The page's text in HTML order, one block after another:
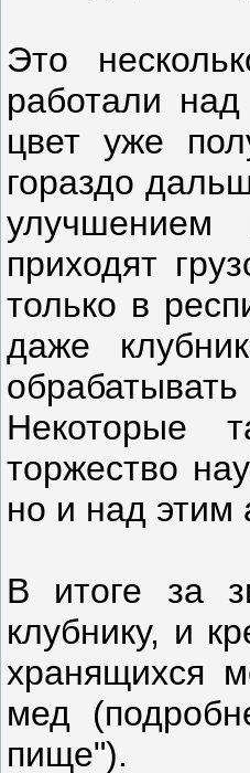
Это
работали
цвет уже
гораздо
улучшением
приходят
только в
даже
Некоторые
торжество
но и над этим
В итоге за
клубнику, и
хранящихся
мед
пище").